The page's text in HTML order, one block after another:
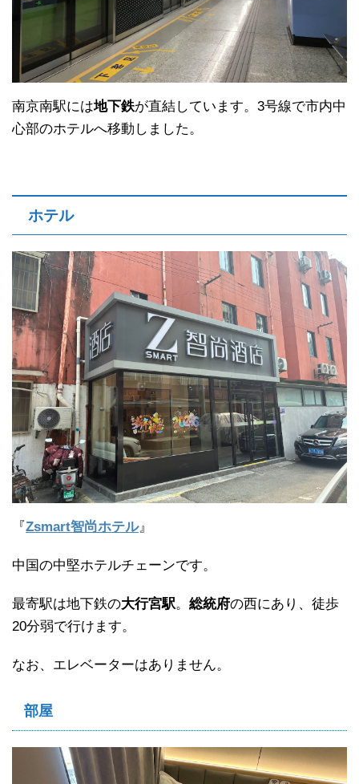
南京南駅には地下鉄が直結しています。3号線で市内中
心部のホテルへ移動しました。
ホテル
『Zsmart智尚ホテル』
中国の中堅ホテルチェーンです。
最寄駅は地下鉄の大行宮駅。 総統府の西にあり、徒歩
20分弱で行けます。
なお、エレベーターはありません。
部屋